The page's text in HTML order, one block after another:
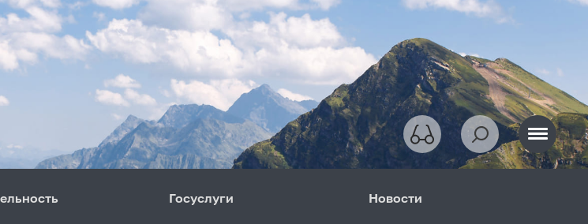
Госуслуги Новости